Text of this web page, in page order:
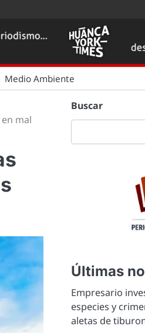
Medio Ambiente
mal
Buscar
Últimas
Empresario
especies y
aletas de